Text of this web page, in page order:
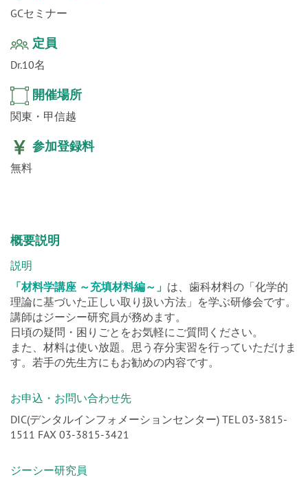
GCセミナー
定員
Dr.10名
開催場所
関東・甲信越
参加登録料
無料
概要説明
説明
「材料学講座 ～充填材料編～」 は、歯科材料の「化学的
理論に基づいた正しい取り扱い方法」を学ぶ研修会です。
講師はジーシー研究員が務めます。
日頃の疑問・困りごとをお気軽にご質問ください。
また、材料は使い放題。思う存分実習を行っていただけま
す。若手の先生方にもお勧めの内容です。
お申込・お問い合わせ先
DIC(デンタルインフォメーションセンター) TEL 03-3815-
1511 FAX 03-3815-3421
ジーシー研究員